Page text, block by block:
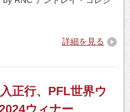
詳細を見る
正行、PFL世界ウ
ウィナー